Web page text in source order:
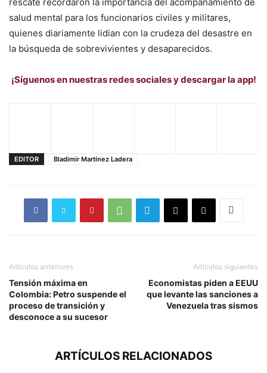
salud mental para los funcionarios civiles y militares,
quienes diariamente lidian con la crudeza del desastre en
la búsqueda de sobrevivientes y desaparecidos.
¡Síguenos en nuestras redes sociales y descargar la app!
EDITOR Bladimir Martínez Ladera
Artículos anteriores
Tensión máxima en
Colombia: Petro suspende el
proceso de transición y
desconoce a su sucesor
Artículos siguientes
Economistas piden a EEUU
que levante las sanciones a
Venezuela tras sismos
ARTÍCULOS RELACIONADOS